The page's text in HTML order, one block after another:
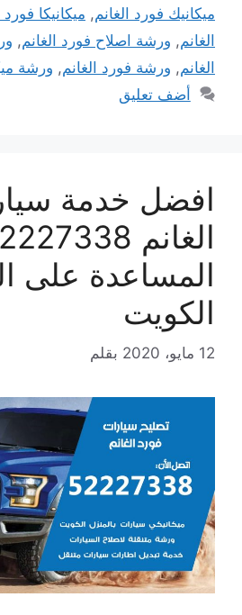
ميكانيك فورد الغانم, ميكانيكا فورد
الغانم, ورشة اصلاح فورد الغانم,
الغانم, ورشة فورد الغانم, ورشة
أضف تعليق
افضل خدمة
المساعدة على
الكويت
12 مايو، 2020 بقلم